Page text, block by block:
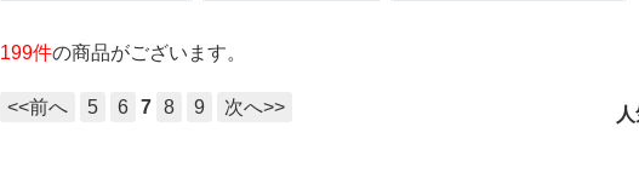
199件の商品がございます。
<<前へ 5 6 7 8 9 次へ>>